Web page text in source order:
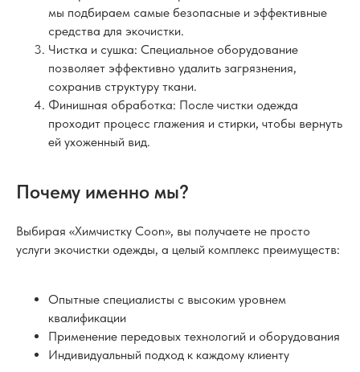
мы подбираем самые безопасные и эффективные
средства для экочистки.
Чистка и сушка: Специальное оборудование
позволяет эффективно удалить загрязнения,
сохранив структуру ткани.
Финишная обработка: После чистки одежда
проходит процесс глажения и стирки, чтобы вернуть
ей ухоженный вид.
Почему именно мы?
Выбирая «Химчистку Coon», вы получаете не просто
услуги экочистки одежды, а целый комплекс преимуществ:
Опытные специалисты с высоким уровнем
квалификации
Применение передовых технологий и оборудования
Индивидуальный подход к каждому клиенту